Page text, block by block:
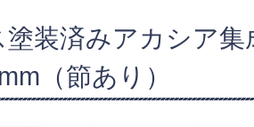
塗装済みアカシア
（節あり）